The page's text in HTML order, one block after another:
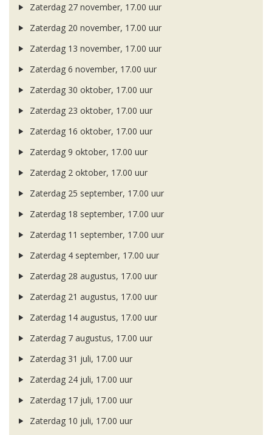
Zaterdag 27 november, 17.00 uur
Zaterdag 20 november, 17.00 uur
Zaterdag 13 november, 17.00 uur
Zaterdag 6 november, 17.00 uur
Zaterdag 30 oktober, 17.00 uur
Zaterdag 23 oktober, 17.00 uur
Zaterdag 16 oktober, 17.00 uur
Zaterdag 9 oktober, 17.00 uur
Zaterdag 2 oktober, 17.00 uur
Zaterdag 25 september, 17.00 uur
Zaterdag 18 september, 17.00 uur
Zaterdag 11 september, 17.00 uur
Zaterdag 4 september, 17.00 uur
Zaterdag 28 augustus, 17.00 uur
Zaterdag 21 augustus, 17.00 uur
Zaterdag 14 augustus, 17.00 uur
Zaterdag 7 augustus, 17.00 uur
Zaterdag 31 juli, 17.00 uur
Zaterdag 24 juli, 17.00 uur
Zaterdag 17 juli, 17.00 uur
Zaterdag 10 juli, 17.00 uur